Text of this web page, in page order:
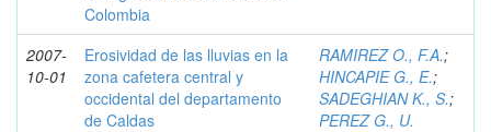
Colombia
2007-
10-01
Erosividad de las lluvias en la
zona cafetera central y
occidental del departamento
de Caldas
RAMIREZ O., F.A.;
HINCAPIE G., E.;
SADEGHIAN K., S.;
PEREZ G., U.